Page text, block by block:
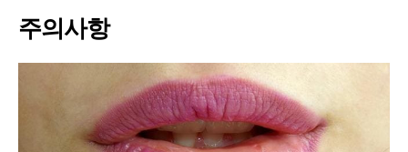
주의사항